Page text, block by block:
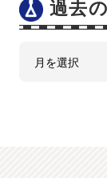
過去